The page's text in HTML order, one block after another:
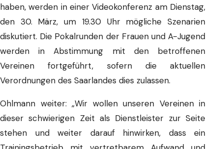
haben, werden in einer Videokonferenz am Dienstag,
den 30. März, um 19.30 Uhr mögliche Szenarien
diskutiert. Die Pokalrunden der Frauen und A-Jugend
werden in Abstimmung mit den betroffenen
Vereinen fortgeführt, sofern die aktuellen
Verordnungen des Saarlandes dies zulassen.
Ohlmann weiter: „Wir wollen unseren Vereinen in
dieser schwierigen Zeit als Dienstleister zur Seite
stehen und weiter darauf hinwirken, dass ein